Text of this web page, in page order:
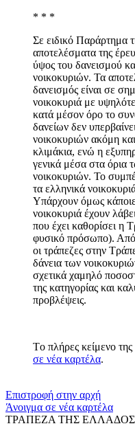
* * *
Σε ειδικό Παράρτημα
αποτελέσματα της
ύψος του δανεισμού
νοικοκυριών. Τα
δανεισμός είναι σε
νοικοκυριά με
κατά μέσον όρο το
δανείων δεν
νοικοκυριών ακόμη
κλιμάκια, ενώ η
γενικά μέσα στα όρια
νοικοκυριών. Το
τα ελληνικά
Υπάρχουν όμως
νοικοκυριά έχουν
που έχει καθορίσει η
φυσικό πρόσωπο). Από
οι τράπεζες στην
δάνεια των
σχετικά χαμηλό
της κατηγορίας και
προβλέψεις.
Tο πλήρες κείμενο της
σε νέα καρτέλα.
Επιστροφή στην αρχή
Άνοιγμα σε νέα καρτέλα
ΤΡΑΠΕΖΑ ΤΗΣ ΕΛΛΑΔΟΣ